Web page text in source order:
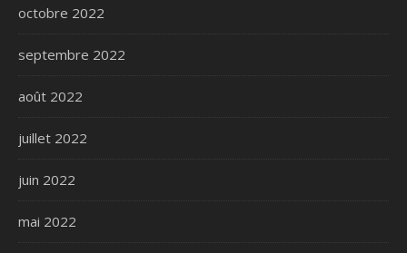
octobre 2022
septembre 2022
août 2022
juillet 2022
juin 2022
mai 2022